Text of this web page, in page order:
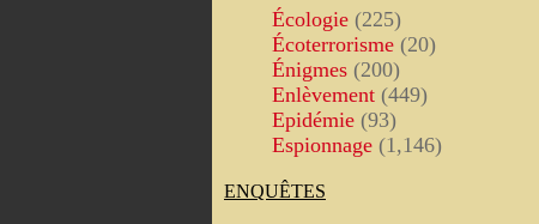
Écologie (225)
Écoterrorisme (20)
Énigmes (200)
Enlèvement (449)
Epidémie (93)
Espionnage (1,146)
ENQUÊTES